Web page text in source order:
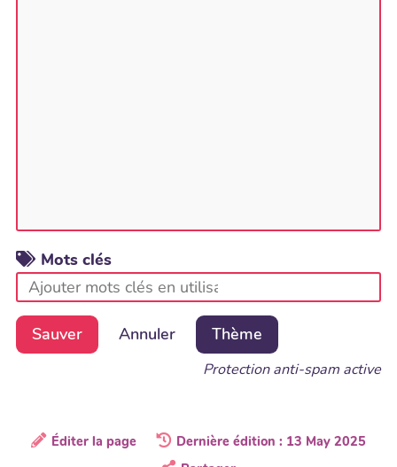
Mots clés
Sauver Annuler Thème
Protection anti-spam active
Éditer la page
Dernière édition : 13 May 2025